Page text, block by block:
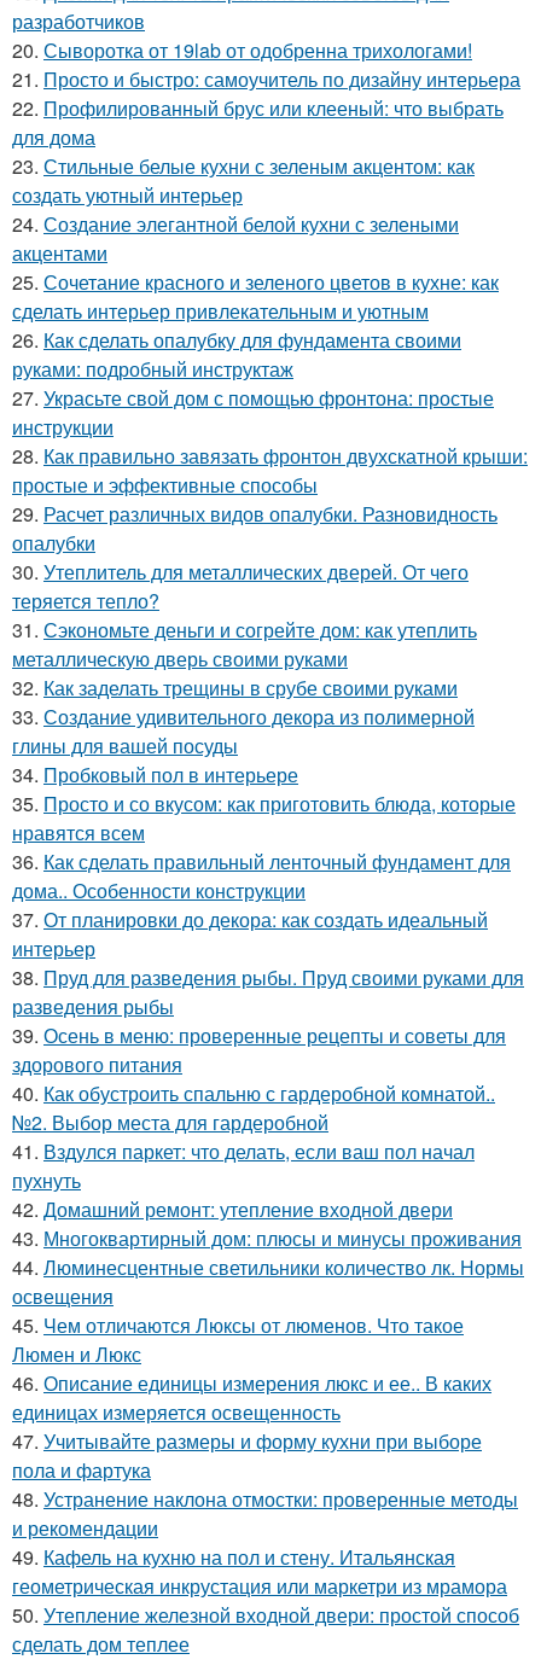
разработчиков
20. Сыворотка от 19lab от одобренна трихологами!
21. Просто и быстро: самоучитель по дизайну интерьера
22. Профилированный брус или клееный: что выбрать
для дома
23. Стильные белые кухни с зеленым акцентом: как
создать уютный интерьер
24. Создание элегантной белой кухни с зелеными
акцентами
25. Сочетание красного и зеленого цветов в кухне: как
сделать интерьер привлекательным и уютным
26. Как сделать опалубку для фундамента своими
руками: подробный инструктаж
27. Украсьте свой дом с помощью фронтона: простые
инструкции
28. Как правильно завязать фронтон двухскатной крыши:
простые и эффективные способы
29. Расчет различных видов опалубки. Разновидность
опалубки
30. Утеплитель для металлических дверей. От чего
теряется тепло?
31. Сэкономьте деньги и согрейте дом: как утеплить
металлическую дверь своими руками
32. Как заделать трещины в срубе своими руками
33. Создание удивительного декора из полимерной
глины для вашей посуды
34. Пробковый пол в интерьере
35. Просто и со вкусом: как приготовить блюда, которые
нравятся всем
36. Как сделать правильный ленточный фундамент для
дома.. Особенности конструкции
37. От планировки до декора: как создать идеальный
интерьер
38. Пруд для разведения рыбы. Пруд своими руками для
разведения рыбы
39. Осень в меню: проверенные рецепты и советы для
здорового питания
40. Как обустроить спальню с гардеробной комнатой..
№2. Выбор места для гардеробной
41. Вздулся паркет: что делать, если ваш пол начал
пухнуть
42. Домашний ремонт: утепление входной двери
43. Многоквартирный дом: плюсы и минусы проживания
44. Люминесцентные светильники количество лк. Нормы
освещения
45. Чем отличаются Люксы от люменов. Что такое
Люмен и Люкс
46. Описание единицы измерения люкс и ее.. В каких
единицах измеряется освещенность
47. Учитывайте размеры и форму кухни при выборе
пола и фартука
48. Устранение наклона отмостки: проверенные методы
и рекомендации
49. Кафель на кухню на пол и стену. Итальянская
геометрическая инкрустация или маркетри из мрамора
50. Утепление железной входной двери: простой способ
сделать дом теплее